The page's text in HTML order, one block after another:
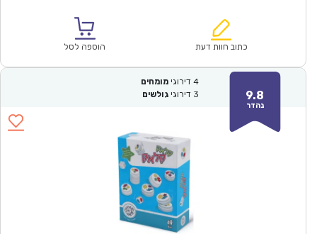
₪64.00.
הוא:
כתוב חוות דעת הוספה לסל
9.8
נהדר
4 דירוגי מומחים
3 דירוגי גולשים